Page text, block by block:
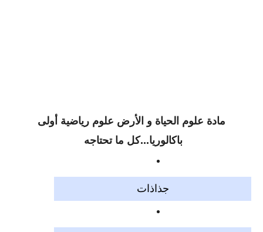
مادة علوم الحياة و الأرض علوم رياضية أولى
باكالوريا...كل ما تحتاجه
جذاذات